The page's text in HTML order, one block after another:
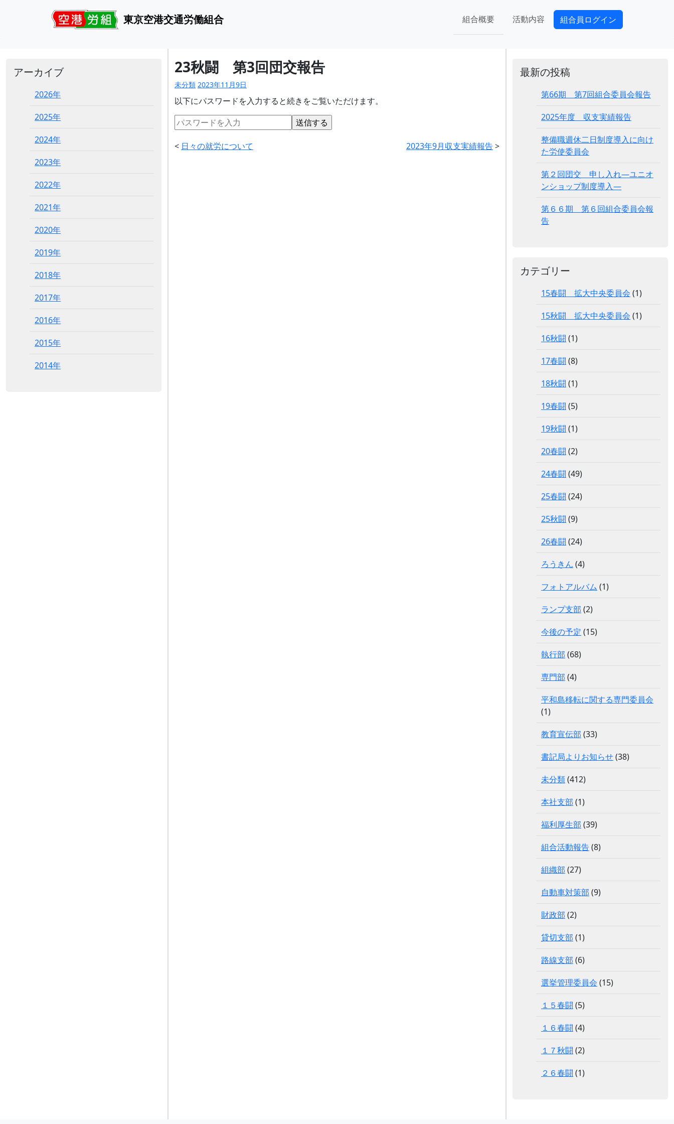
東京空港交通労働組合 組合概要 活動内容 組合員ログイン
アーカイブ
2026年
2025年
2024年
2023年
2022年
2021年
2020年
2019年
2018年
2017年
2016年
2015年
2014年
23秋闘 第3回団交報告
未分類 2023年11月9日
以下にパスワードを入力すると続きをご覧いただけます。
< 日々の就労について 2023年9月収支実績報告>
最新の投稿
第66期 第7回組合委員会報告
2025年度 収支実績報告
整備職週休二日制度導入に向け
た労使委員会
第２回団交 申し入れ―ユニオ
ンショップ制度導入―
第６６期 第６回組合委員会報
告
カテゴリー
15春闘 拡大中央委員会 (1)
15秋闘 拡大中央委員会 (1)
16秋闘 (1)
17春闘 (8)
18秋闘 (1)
19春闘 (5)
19秋闘 (1)
20春闘 (2)
24春闘 (49)
25春闘 (24)
25秋闘 (9)
26春闘 (24)
ろうきん (4)
フォトアルバム (1)
ランプ支部 (2)
今後の予定 (15)
執行部 (68)
専門部 (4)
平和島移転に関する専門委員会
(1)
教育宣伝部 (33)
書記局よりお知らせ(38)
未分類(412)
本社支部 (1)
福利厚生部 (39)
組合活動報告(8)
組織部 (27)
自動車対策部 (9)
財政部 (2)
貸切支部 (1)
路線支部 (6)
選挙管理委員会 (15)
１５春闘 (5)
１６春闘 (4)
１７秋闘 (2)
２６春闘 (1)